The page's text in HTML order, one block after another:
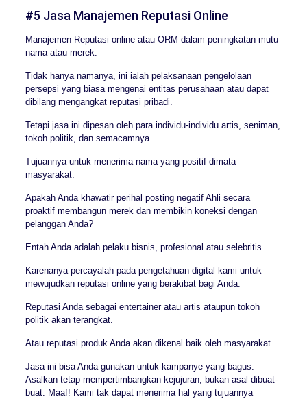
#5 Jasa Manajemen Reputasi Online
Manajemen Reputasi online atau ORM dalam peningkatan mutu
nama atau merek.
Tidak hanya namanya, ini ialah pelaksanaan pengelolaan
persepsi yang biasa mengenai entitas perusahaan atau dapat
dibilang mengangkat reputasi pribadi.
Tetapi jasa ini dipesan oleh para individu-individu artis, seniman,
tokoh politik, dan semacamnya.
Tujuannya untuk menerima nama yang positif dimata
masyarakat.
Apakah Anda khawatir perihal posting negatif Ahli secara
proaktif membangun merek dan membikin koneksi dengan
pelanggan Anda?
Entah Anda adalah pelaku bisnis, profesional atau selebritis.
Karenanya percayalah pada pengetahuan digital kami untuk
mewujudkan reputasi online yang berakibat bagi Anda.
Reputasi Anda sebagai entertainer atau artis ataupun tokoh
politik akan terangkat.
Atau reputasi produk Anda akan dikenal baik oleh masyarakat.
Jasa ini bisa Anda gunakan untuk kampanye yang bagus.
Asalkan tetap mempertimbangkan kejujuran, bukan asal dibuat-
buat. Maaf! Kami tak dapat menerima hal yang tujuannya